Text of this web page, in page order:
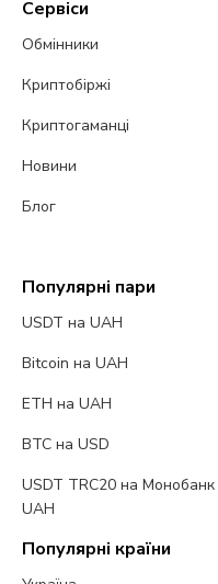
Сервіси
Обмінники
Криптобіржі
Криптогаманці
Новини
Блог
Популярні пари
USDT на UAH
Bitcoin на UAH
ETH на UAH
BTC на USD
USDT TRC20 на Монобанк
UAH
Популярні країни